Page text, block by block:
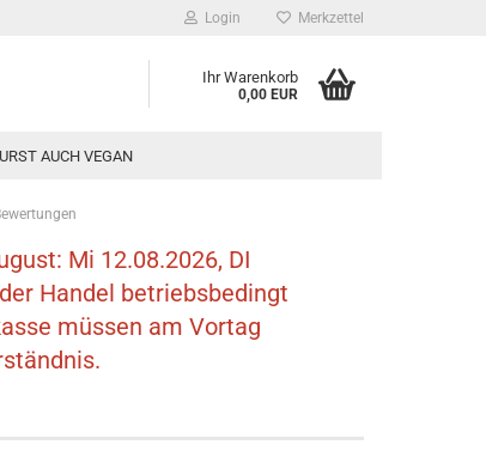
Login Merkzettel
Ihr Warenkorb
0,00 EUR
AUCH VEGAN
Mi 12.08.2026, DI
Handel betriebsbedingt
müssen am Vortag